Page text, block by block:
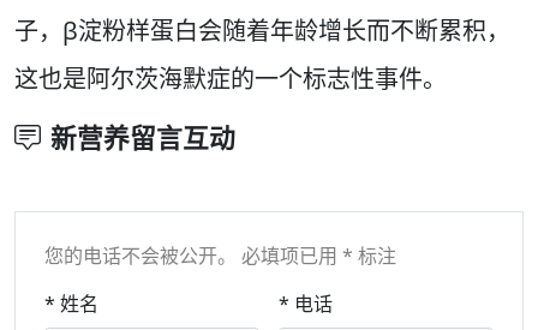
子，β淀粉样蛋白会随着年龄增长而不断累积，
这也是阿尔茨海默症的一个标志性事件。
新营养留言互动
您的电话不会被公开。 必填项已用 * 标注
* 姓名
* 电话